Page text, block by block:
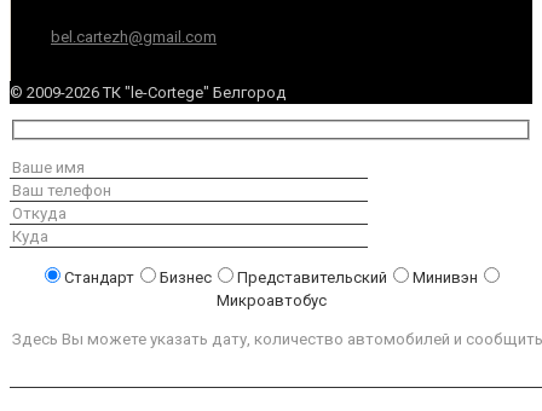
bel.cartezh@gmail.com
© 2009-2026 ТК "le-Cortege" Белгород
Стандарт Бизнес Представительский
Минивэн
Микроавтобус